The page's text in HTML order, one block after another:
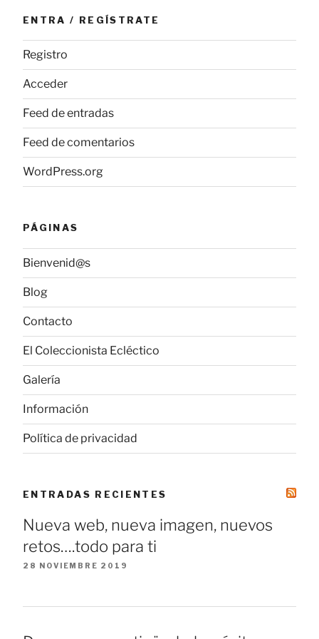
ENTRA / REGÍSTRATE
Registro
Acceder
Feed de entradas
Feed de comentarios
WordPress.org
PÁGINAS
Bienvenid@s
Blog
Contacto
El Coleccionista Ecléctico
Galería
Información
Política de privacidad
ENTRADAS RECIENTES
Nueva web, nueva imagen, nuevos
retos….todo para ti
28 NOVIEMBRE 2019